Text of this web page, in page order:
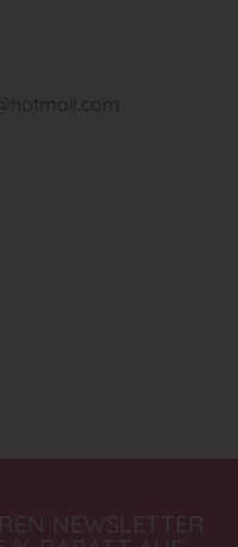
NEWSLETTER